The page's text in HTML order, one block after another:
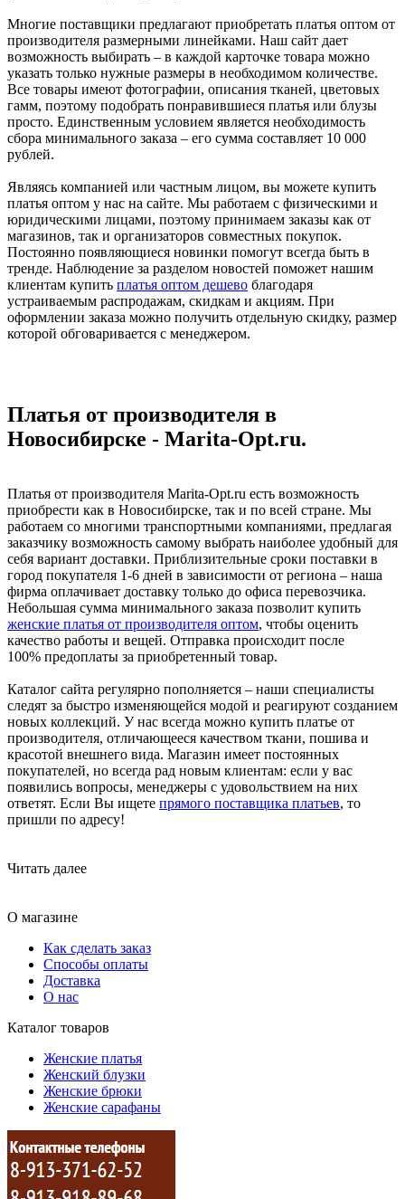
Многие поставщики предлагают приобретать платья оптом от
производителя размерными линейками. Наш сайт дает
возможность выбирать – в каждой карточке товара можно
указать только нужные размеры в необходимом количестве.
Все товары имеют фотографии, описания тканей, цветовых
гамм, поэтому подобрать понравившиеся платья или блузы
просто. Единственным условием является необходимость
сбора минимального заказа – его сумма составляет 10 000
рублей.
Являясь компанией или частным лицом, вы можете купить
платья оптом у нас на сайте. Мы работаем с физическими и
юридическими лицами, поэтому принимаем заказы как от
магазинов, так и организаторов совместных покупок.
Постоянно появляющиеся новинки помогут всегда быть в
тренде. Наблюдение за разделом новостей поможет нашим
клиентам купить платья оптом дешево благодаря
устраиваемым распродажам, скидкам и акциям. При
оформлении заказа можно получить отдельную скидку, размер
которой обговаривается с менеджером.
Платья от производителя в
Новосибирске - Marita-Opt.ru.
Платья от производителя Marita-Opt.ru есть возможность
приобрести как в Новосибирске, так и по всей стране. Мы
работаем со многими транспортными компаниями, предлагая
заказчику возможность самому выбрать наиболее удобный для
себя вариант доставки. Приблизительные сроки поставки в
город покупателя 1-6 дней в зависимости от региона – наша
фирма оплачивает доставку только до офиса перевозчика.
Небольшая сумма минимального заказа позволит купить
женские платья от производителя оптом, чтобы оценить
качество работы и вещей. Отправка происходит после
100% предоплаты за приобретенный товар.
Каталог сайта регулярно пополняется – наши специалисты
следят за быстро изменяющейся модой и реагируют созданием
новых коллекций. У нас всегда можно купить платье от
производителя, отличающееся качеством ткани, пошива и
красотой внешнего вида. Магазин имеет постоянных
покупателей, но всегда рад новым клиентам: если у вас
появились вопросы, менеджеры с удовольствием на них
ответят. Если Вы ищете прямого поставщика платьев, то
пришли по адресу!
Читать далее
О магазине
Как сделать заказ
Способы оплаты
Доставка
О нас
Каталог товаров
Женские платья
Женский блузки
Женские брюки
Женские сарафаны